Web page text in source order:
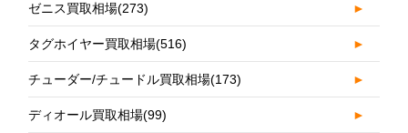
ゼニス買取相場(273) ►
タグホイヤー買取相場(516) ►
チューダー/チュードル買取相場(173) ►
ディオール買取相場(99) ►